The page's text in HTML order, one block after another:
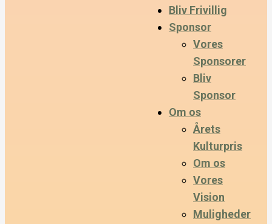
Bliv Frivillig
Sponsor
Vores
Sponsorer
Bliv
Sponsor
Om os
Årets
Kulturpris
Om os
Vores
Vision
Muligheder